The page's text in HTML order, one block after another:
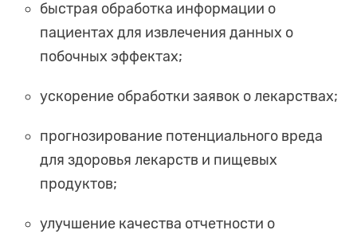
быстрая обработка информации о
пациентах для извлечения данных о
побочных эффектах;
ускорение обработки заявок о лекарствах;
прогнозирование потенциального вреда
для здоровья лекарств и пищевых
продуктов;
улучшение качества отчетности о